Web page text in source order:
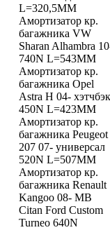
L=320,5MM
Амортизатор кр.
багажника VW
Sharan Alhambra
740N L=543MM
Амортизатор кр.
багажника Opel
Astra H 04- хэтчбэк
450N L=423MM
Амортизатор кр.
багажника Peugeot
207 07- универсал
520N L=507MM
Амортизатор кр.
багажника Renault
Kangoo 08- MB
Citan Ford Custom
Turneo 640N